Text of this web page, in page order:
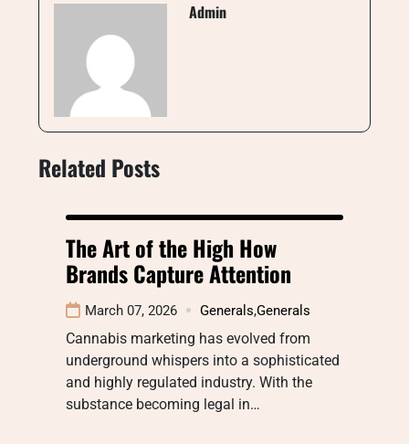
Admin
Related Posts
The Art of the High How
Brands Capture Attention
March 07, 2026 Generals,Generals
Cannabis marketing has evolved from
underground whispers into a sophisticated
and highly regulated industry. With the
substance becoming legal in…